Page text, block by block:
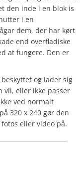
den inde i en blok is
i en
dem, der har kørt
end overfladiske
at fungere. Den er
og lader sig
vil, eller ikke passer
ved normalt
320 x 240 gør den
eller video på.